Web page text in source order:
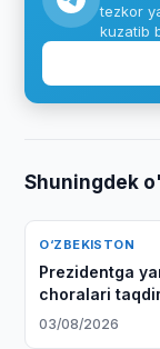
tezkor
kuzatib
Shuningdek
O‘ZBEKISTON
Prezidentga
choralari
03/08/2026